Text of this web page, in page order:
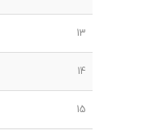
13
14
15